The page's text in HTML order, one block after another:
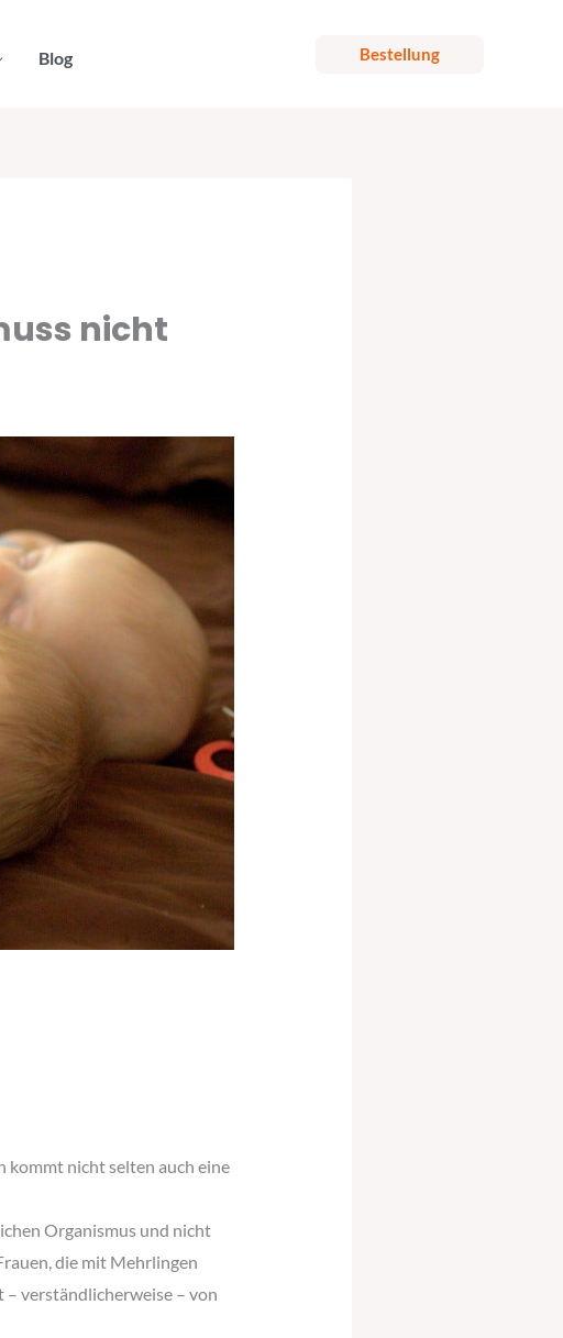
Blog Bestellung
nicht
nicht selten auch eine
Organismus und nicht
die mit Mehrlingen
– verständlicherweise – von